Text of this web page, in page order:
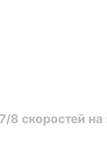
8 скоростей